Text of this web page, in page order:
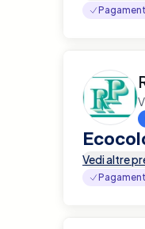
Vedi altre